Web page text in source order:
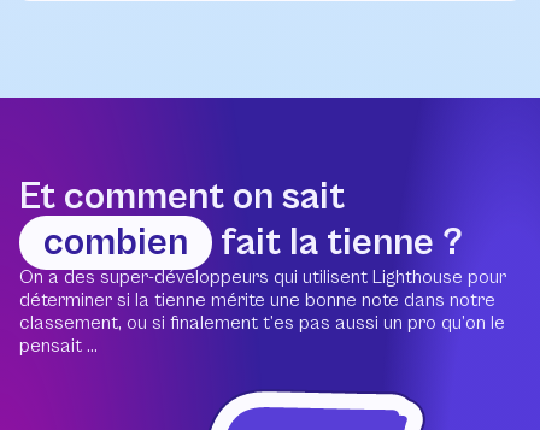
Et comment on sait
combien
fait la tienne ?
On a des super-développeurs qui utilisent Lighthouse pour
déterminer si la tienne mérite une bonne note dans notre
classement, ou si finalement t’es pas aussi un pro qu’on le
pensait ...